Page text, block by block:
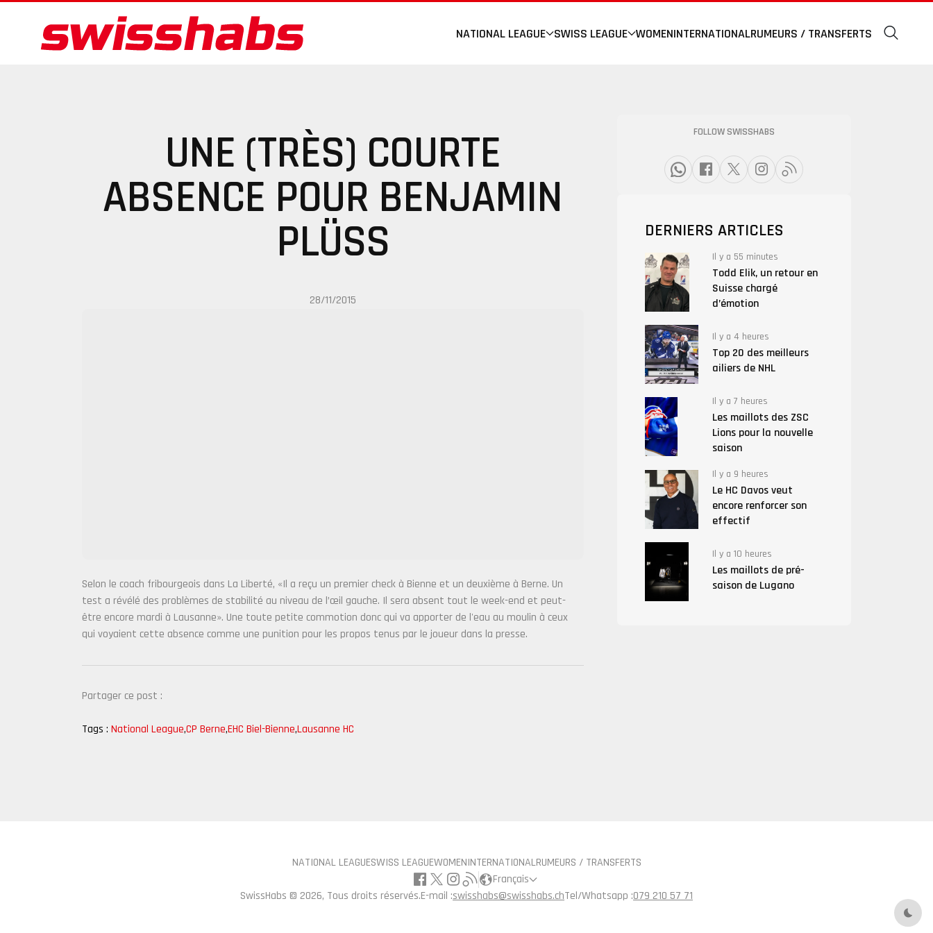
NATIONAL LEAGUE SWISS LEAGUE WOMENINTERNATIONALRUMEURS / TRANSFERTS
UNE (TRÈS) COURTE
ABSENCE POUR BENJAMIN
PLÜSS
28/11/2015
Selon le coach fribourgeois dans La Liberté, «Il a reçu un premier check à Bienne et un deuxième à Berne. Un
test a révélé des problèmes de stabilité au niveau de l’œil gauche. Il sera absent tout le week-end et peut-
être encore mardi à Lausanne». Une toute petite commotion donc qui va apporter de l'eau au moulin à ceux
qui voyaient cette absence comme une punition pour les propos tenus par le joueur dans la presse.
Partager ce post :
Tags : National League,CP Berne,EHC Biel-Bienne,Lausanne HC
FOLLOW SWISSHABS
DERNIERS ARTICLES
Il y a 55 minutes
Todd Elik, un retour en
Suisse chargé
d’émotion
Il y a 4 heures
Top 20 des meilleurs
ailiers de NHL
Il y a 7 heures
Les maillots des ZSC
Lions pour la nouvelle
saison
Il y a 9 heures
Le HC Davos veut
encore renforcer son
effectif
Il y a 10 heures
Les maillots de pré-
saison de Lugano
NATIONAL LEAGUESWISS LEAGUEWOMENINTERNATIONALRUMEURS / TRANSFERTS
Français
SwissHabs © 2026, Tous droits réservés.E-mail :swisshabs@swisshabs.chTel/Whatsapp :079 210 57 71